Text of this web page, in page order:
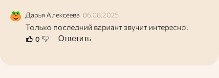
Дарья Алексеева 06.08.2025
Только последний вариант звучит интересно.
0 Ответить